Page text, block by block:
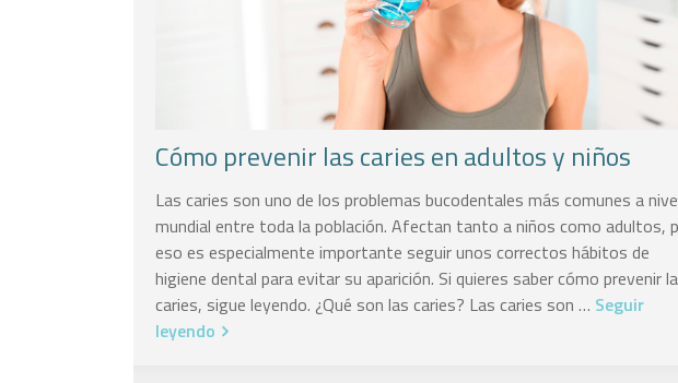
Cómo prevenir las caries en adultos y niños
Las caries son uno de los problemas bucodentales más comunes a
mundial entre toda la población. Afectan tanto a niños como adultos,
eso es especialmente importante seguir unos correctos hábitos de
higiene dental para evitar su aparición. Si quieres saber cómo prevenir
caries, sigue leyendo. ¿Qué son las caries? Las caries son … Seguir
leyendo